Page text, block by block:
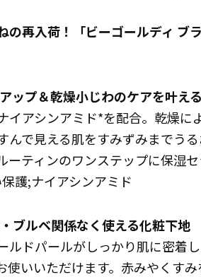
の再入荷！「ビーゴールディ ブ
ップ＆乾燥小じわのケアを叶え
イアシンアミド*を配合。乾燥
んで見える肌をすみずみまでう
ーティンのワンステップに保湿セ
護;ナイアシンアミド
ブルベ関係なく使える化粧下地
ルドパールがしっかり肌に密着
使いいただけます。赤みやくす